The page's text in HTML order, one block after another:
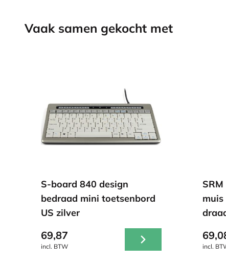
Vaak samen gekocht met
S-board 840 design
bedraad mini toetsenbord
US zilver
69,87
incl. BTW incl.